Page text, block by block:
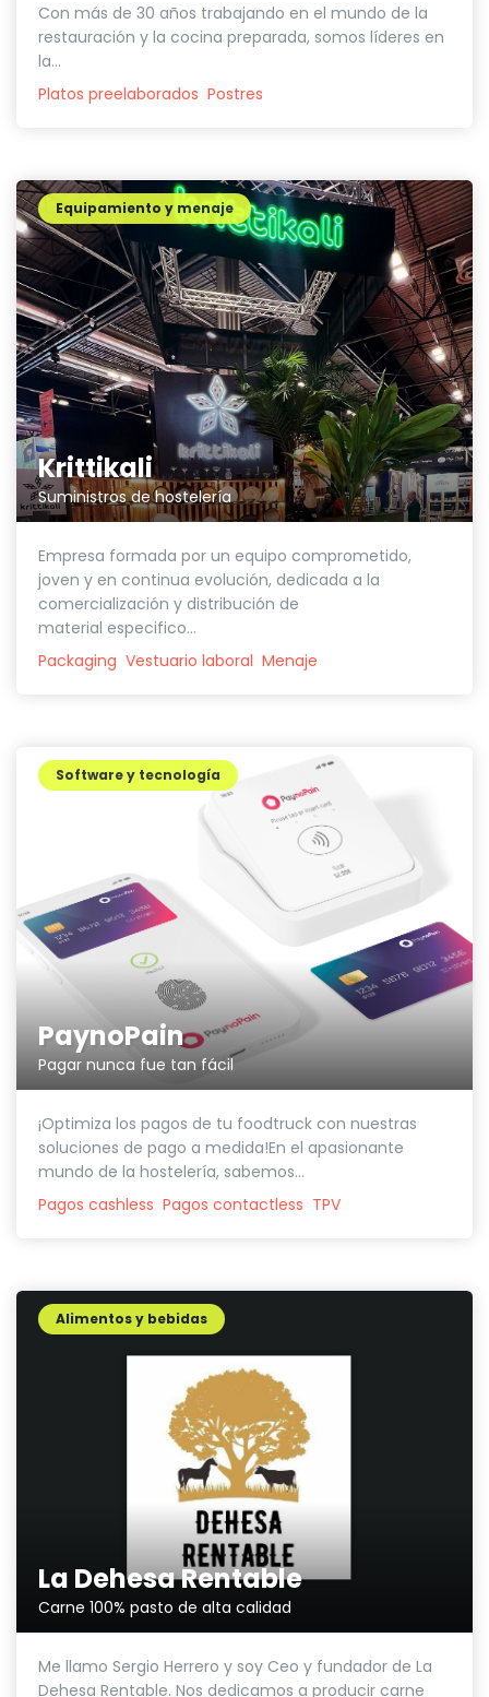
Con más de 30 años trabajando en el mundo de la
restauración y la cocina preparada, somos líderes en
la...
Platos preelaborados Postres
Krittikali
Suministros de hostelería
Equipamiento y menaje
Empresa formada por un equipo comprometido,
joven y en continua evolución, dedicada a la
comercialización y distribución de
material especifico...
Packaging Vestuario laboral Menaje
PaynoPain
Pagar nunca fue tan fácil
Software y tecnología
¡Optimiza los pagos de tu foodtruck con nuestras
soluciones de pago a medida!En el apasionante
mundo de la hostelería, sabemos...
Pagos cashless Pagos contactless TPV
La Dehesa Rentable
Carne 100% pasto de alta calidad
Alimentos y bebidas
Me llamo Sergio Herrero y soy Ceo y fundador de La
Dehesa Rentable. Nos dedicamos a producir carne